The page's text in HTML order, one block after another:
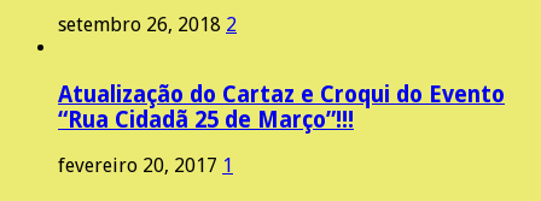
setembro 26, 2018 2
Atualização do Cartaz e Croqui do Evento
“Rua Cidadã 25 de Março”!!!
fevereiro 20, 2017 1